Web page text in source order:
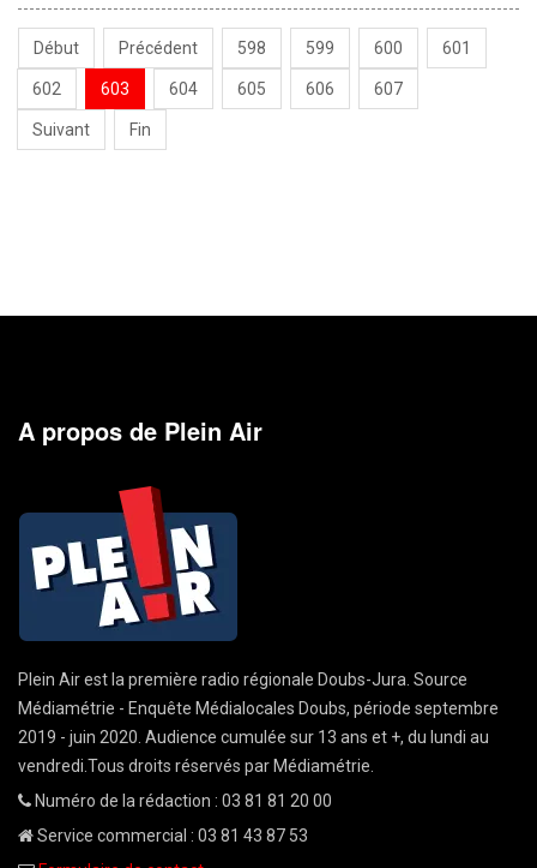
Début Précédent 598 599 600 601
602 603 604 605 606 607
Suivant Fin
A propos de Plein Air
Plein Air est la première radio régionale Doubs-Jura. Source
Médiamétrie - Enquête Médialocales Doubs, période septembre
2019 - juin 2020. Audience cumulée sur 13 ans et +, du lundi au
vendredi.Tous droits réservés par Médiamétrie.
Numéro de la rédaction : 03 81 81 20 00
Service commercial : 03 81 43 87 53